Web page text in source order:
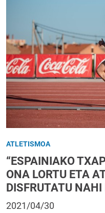
ATLETISMOA
“ESPAINIAKO
ONA LORTU ETA
DISFRUTATU NAHI
2021/04/30